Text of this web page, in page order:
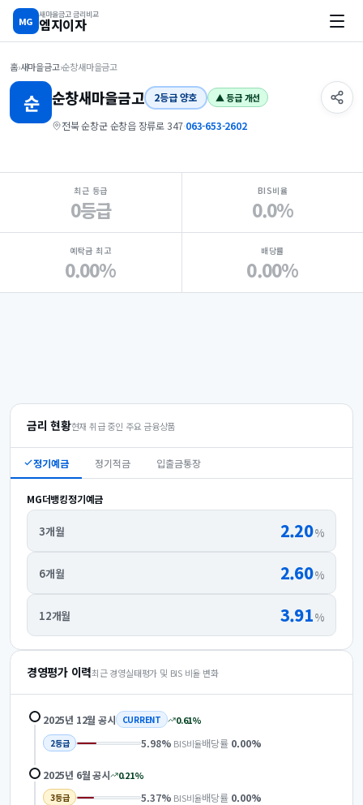
MG
새마을금고 금리비교
엠지이자
홈›새마을금고›순창새마을금고
순 순창새마을금고 2등급 양호 ▲ 등급 개선
전북 순창군 순창읍 장류로 347·063-653-2602
지점 핵심 지표 요약
최근 등급
0등급
BIS비율
0.0%
예탁금 최고
0.00%
배당률
0.00%
금리 현황현재 취급 중인 주요 금융상품
정기예금 정기적금 입출금통장
MG더뱅킹정기예금
3개월 2.20%
6개월 2.60%
12개월 3.91%
경영평가 이력최근 경영실태평가 및 BIS 비율 변화
2025년 12월 공시 CURRENT 0.61%
2등급 5.98% BIS비율배당률 0.00%
2025년 6월공시 0.21%
3등급 5.37% BIS비율배당률 0.00%